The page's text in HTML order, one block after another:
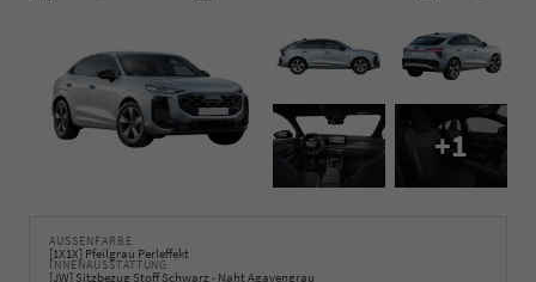
+1
AUSSENFARBE
[1X1X] Pfeilgrau Perleffekt
INNENAUSSTATTUNG
[JW] Sitzbezug Stoff Schwarz - Naht Agavengrau